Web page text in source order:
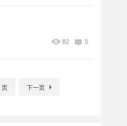
0
82
下一页